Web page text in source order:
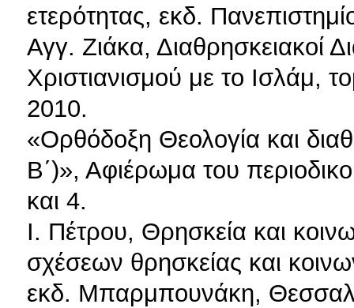
ετερότητας, εκδ.
Αγγ. Ζιάκα, Διαθρησκειακοί
Χριστιανισμού με το Ισλάμ,
2010.
«Ορθόδοξη Θεολογία και
Β΄)», Αφιέρωμα του
και 4.
Ι. Πέτρου, Θρησκεία και
σχέσεων θρησκείας και
εκδ. Μπαρμπουνάκη,